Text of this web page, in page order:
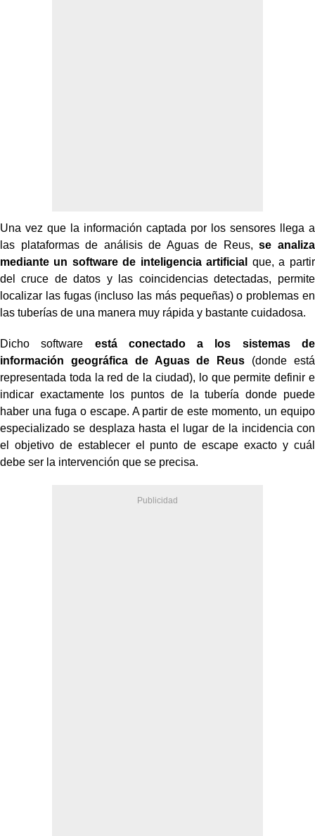
Una vez que la información captada por los sensores llega a
las plataformas de análisis de Aguas de Reus,se analiza
mediante un software de inteligencia artificial
que, a partir
del cruce de datos y las coincidencias detectadas, permite
localizar las fugas (incluso las más pequeñas) o problemas en
las tuberías de una manera muy rápida y bastante cuidadosa.
Dicho software está conectado a los sistemas de
información geográfica de Aguas de Reus (donde está
representada toda la red de la ciudad), lo que permite definir e
indicar exactamente los puntos de la tubería donde puede
haber una fuga o escape. A partir de este momento, un equipo
especializado se desplaza hasta el lugar de la incidencia con
el objetivo de establecer el punto de escape exacto y cuál
debe ser la intervención que se precisa.